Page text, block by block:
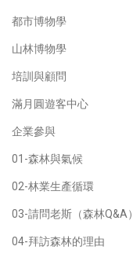
都市博物學
山林博物學
培訓與顧問
滿月圓遊客中心
企業參與
01-森林與氣候
02-林業生產循環
03-請問老斯（森林Q&A）
04-拜訪森林的理由